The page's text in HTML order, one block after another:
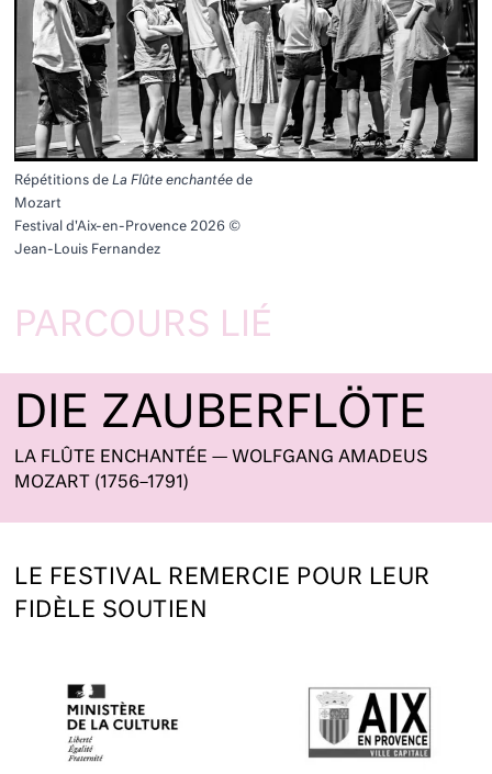
Répétitions deLa Flûte enchantée de
Mozart
Festival d'Aix-en-Provence 2026 ©
Jean-Louis Fernandez
PARCOURS LIÉ
DIE ZAUBERFLÖTE
LA FLÛTE ENCHANTÉE — WOLFGANG AMADEUS
MOZART (1756–1791)
LE FESTIVAL REMERCIE POUR LEUR
FIDÈLE SOUTIEN